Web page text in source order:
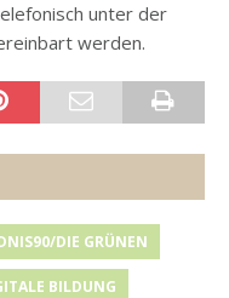
unter der
werden.
DIE GRÜNEN
BILDUNG